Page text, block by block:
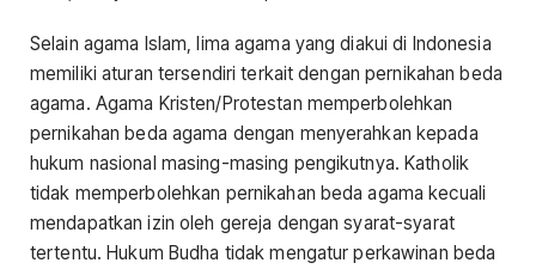
Selain agama Islam, lima agama yang diakui di Indonesia
memiliki aturan tersendiri terkait dengan pernikahan beda
agama. Agama Kristen/Protestan memperbolehkan
pernikahan beda agama dengan menyerahkan kepada
hukum nasional masing-masing pengikutnya. Katholik
tidak memperbolehkan pernikahan beda agama kecuali
mendapatkan izin oleh gereja dengan syarat-syarat
tertentu. Hukum Budha tidak mengatur perkawinan beda